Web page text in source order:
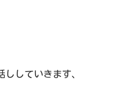
していきます、